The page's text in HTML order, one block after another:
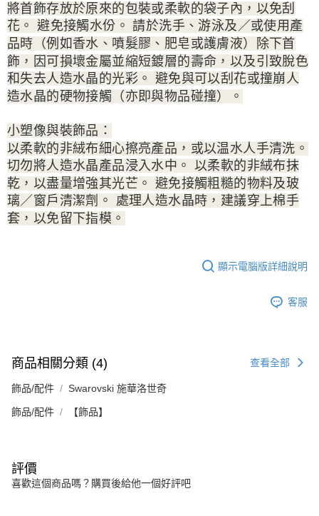
將首飾存放於原來的包裝或柔軟的袋子內，以免刮
花。 避免接觸水份。 請於洗手、游泳及／或使用產
品時（例如香水、噴髮膠、肥皂或護膚液）除下首
飾，因可損壞金屬並縮短鍍層的壽命，以及引致脫色
和失去人造水晶的光彩。 避免與可以刮花或撞崩人
造水晶的硬物接觸（亦即與物品碰撞）。
小塑像與裝飾品：
以柔軟的非絨布細心擦亮產品，或以温水人手清洗。
切勿將人造水晶產品浸入水中。 以柔軟的非絨布抹
乾，以盡量增強其光芒。 避免接觸粗糙的物料及玻
璃／窗戶清潔劑。 處理人造水晶時，建議穿上棉手
套，以免留下指模。
顯示電腦版詳細說明
客服
商品相關分類 (4) 查看全部
飾品/配件 Swarovski 施華洛世奇
飾品/配件 【飾品】
評價
喜歡這個商品嗎？購買後給他一個好評吧